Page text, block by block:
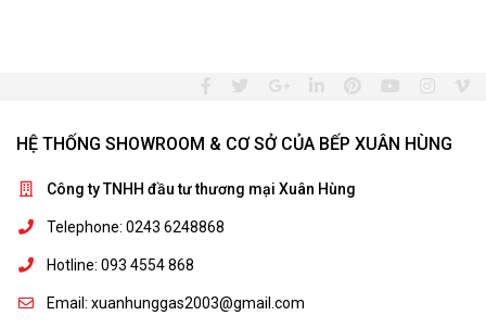
HỆ THỐNG SHOWROOM & CƠ SỞ CỦA BẾP XUÂN HÙNG
Công ty TNHH đầu tư thương mại Xuân Hùng
Telephone: 0243 6248868
Hotline: 093 4554 868
Email: xuanhunggas2003@gmail.com